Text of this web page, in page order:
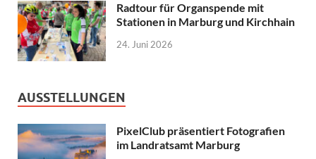
Radtour für Organspende mit
Stationen in Marburg und Kirchhain
24. Juni 2026
AUSSTELLUNGEN
PixelClub präsentiert Fotografien
im Landratsamt Marburg